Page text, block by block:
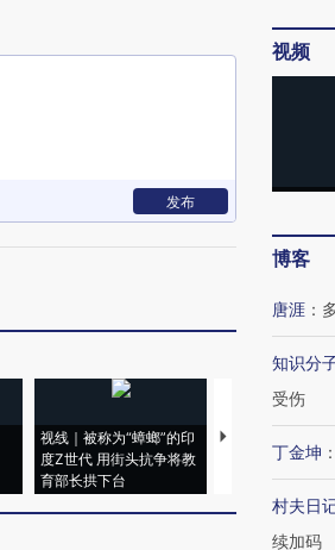
发布
视线｜被称为“蟑螂”的印
度Z世代 用街头抗争将教
育部长拱下台
视线｜“入侵”还是
机”？难民潮撕裂
飞地休达
视频
博客
唐涯 ：
知识分
受伤
丁金坤 ：
村夫日
续加码